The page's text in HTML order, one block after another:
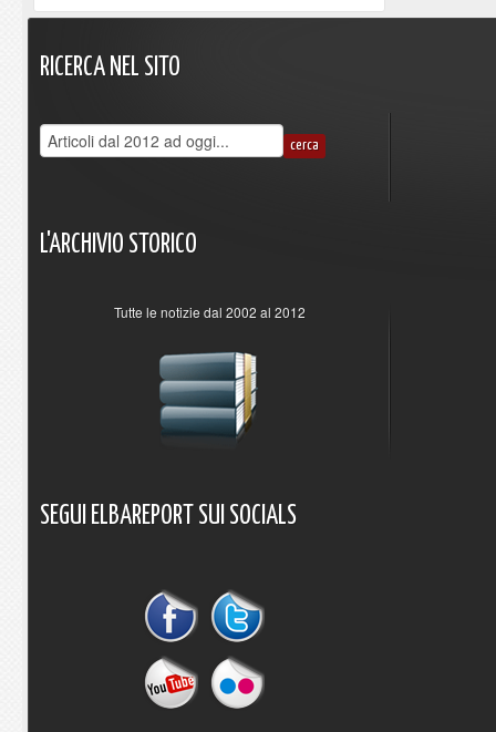
RICERCA NEL SITO
L'ARCHIVIO STORICO
Tutte le notizie dal 2002 al 2012
SEGUI ELBAREPORT SUI SOCIALS